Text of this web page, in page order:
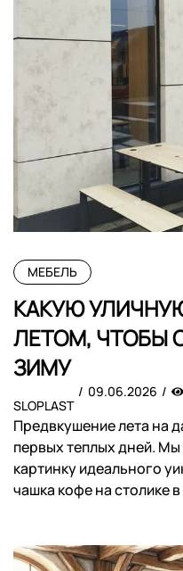
МЕБЕЛЬ
КАКУЮ
ЛЕТОМ, ЧТОБЫ
ЗИМУ
SLOPLAST
09.06.2026
Предвкушение лета на
первых теплых дней.
картинку идеального
чашка кофе на столике